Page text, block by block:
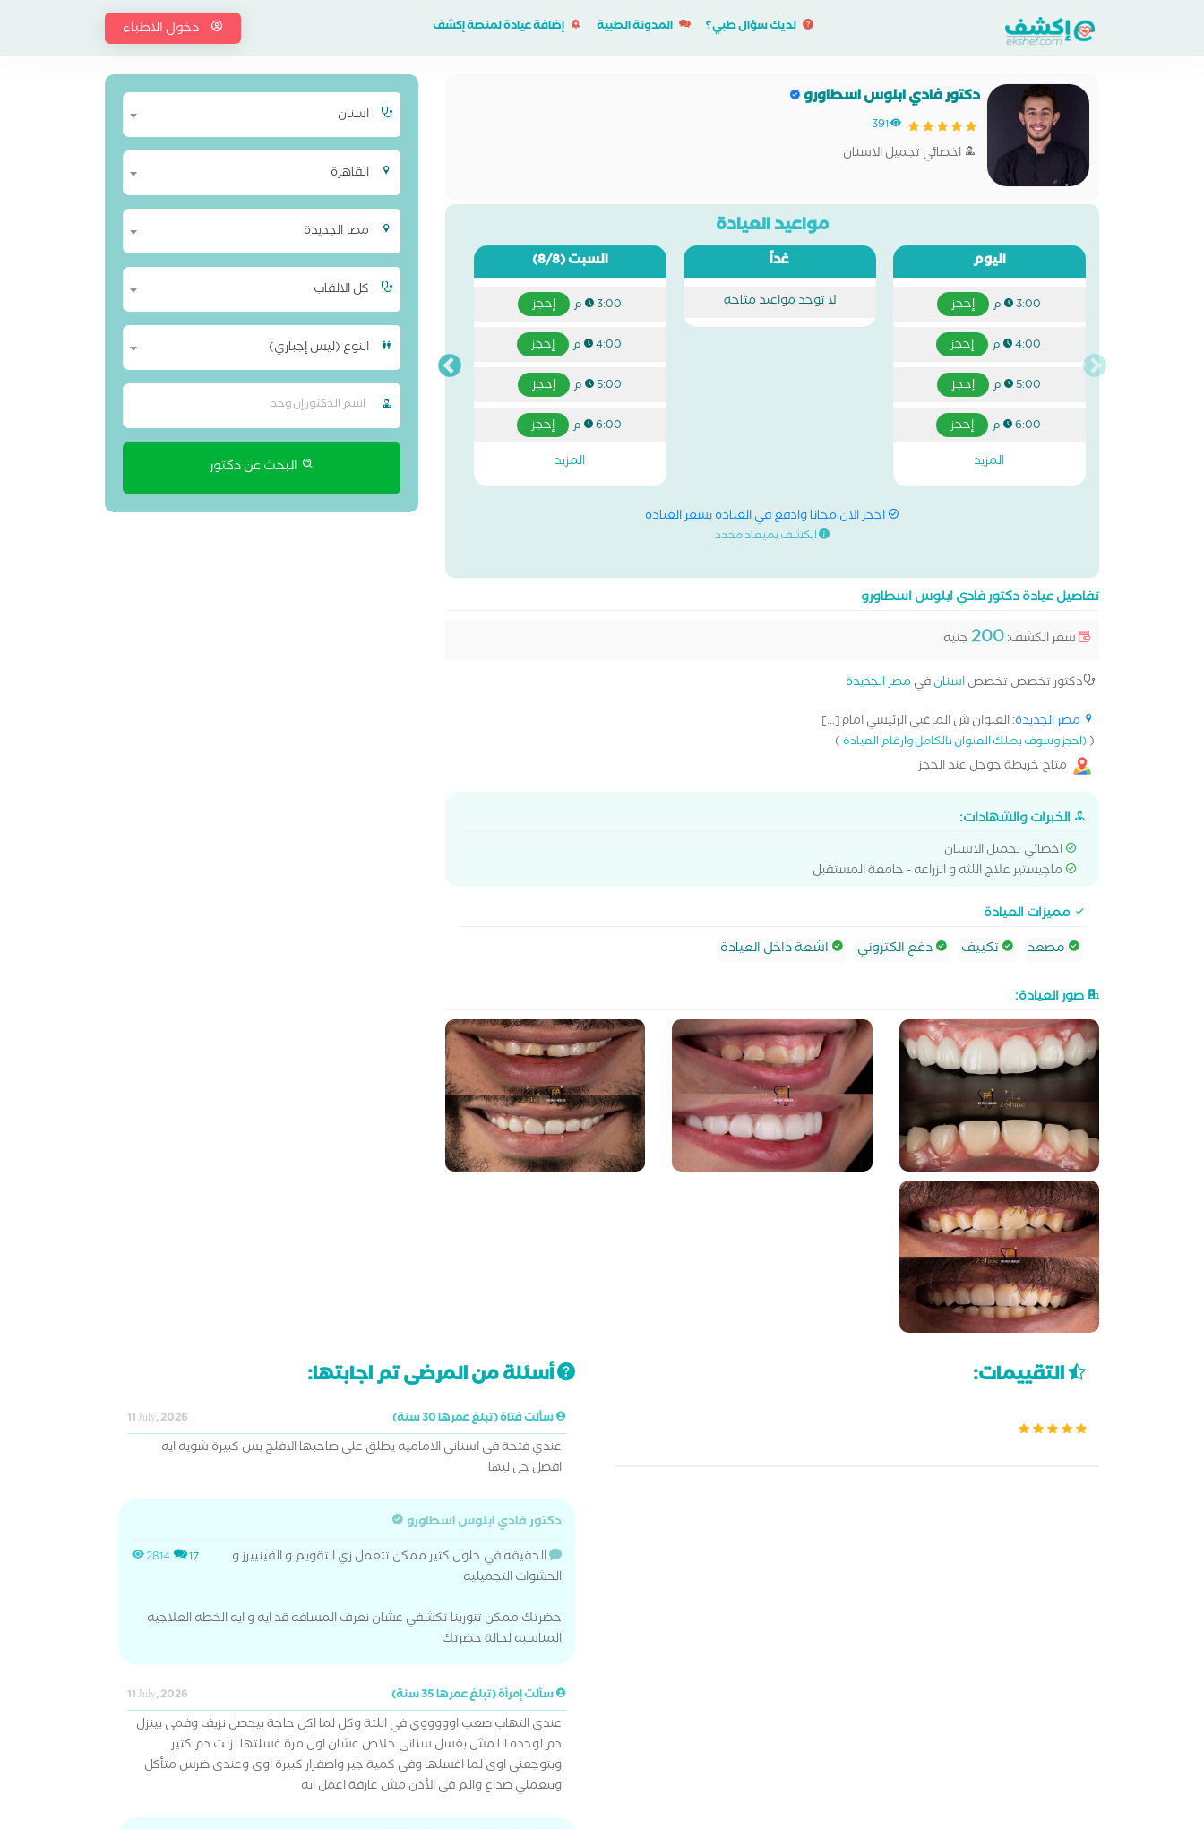
لديك سؤال طبي؟ المدونة الطبية إضافة عيادة لمنصة إكشف دخول الاطباء
دكتور فادي ابلوس اسطاورو
391
اخصائي تجميل الاسنان
مواعيد العيادة
اليوم
3:00 م إحجز
4:00 م إحجز
5:00 م إحجز
6:00 م
إحجز
المزيد
غداً
لا توجد مواعيد متاحة
السبت(8/8)
3:00 م إحجز
4:00 م إحجز
5:00 م إحجز
6:00 م
إحجز
المزيد
احجز الان مجانا وادفع في العيادة بسعر العيادة
الكشف بميعاد محدد
تفاصيل عيادة دكتور فادي ابلوس اسطاورو
سعر الكشف:200جنيه
دكتور تخصص تخصصاسنانفي مصر الجديدة
مصر الجديدة: العنوان ش المرغنى الرئيسي امام[...]
((احجز وسوف يصلك العنوان بالكامل وارقام العيادة)
متاح خريطة جوجل عند الحجز
الخبرات والشهادات:
اخصائي تجميل الاسنان
ماچيستير علاج اللثه و الزراعه - جامعة المستقبل
مميزات العيادة
مصعد
تكييف دفع الكتروني اشعة داخل العيادة
صور العيادة:
اسنان
القاهرة
مصر الجديدة
كل الالقاب
النوع (ليس إجباري)
البحث عن دكتور
التقييمات: أسئلة من المرضى تم اجابتها:
سألت فتاة (تبلغ عمرها 30 سنة) 11 July, 2026
عندي فتحة في اسناني الاماميه يطلق علي صاحبها الافلج بس كبيرة شويه ايه
افضل حل ليها
دكتور فادي ابلوس اسطاورو
2814 17
الحقيقه في حلول كتير ممكن تتعمل زي التقويم و الڤينييرز و
الحشوات التجميليه
حضرتك ممكن تنورينا تكشفي عشان نعرف المسافه قد ايه و ايه الخطه العلاجيه
المناسبه لحالة حضرتك
سألت إمرأة (تبلغ عمرها 35 سنة) 11 July, 2026
عندى التهاب صعب اوووووي في اللثة وكل لما اكل حاجة بيحصل نزيف وفمى بينزل
دم لوحده انا مش بغسل سنانى خلاص عشان اول مرة غسلتها نزلت دم كتير
وبتوجعنى اوى لما اغسلها وفى كمية جير واصفرار كبيرة اوى وعندى ضرس متأكل
وبيعملي صداع والم فى الأذن مش عارفة اعمل ايه